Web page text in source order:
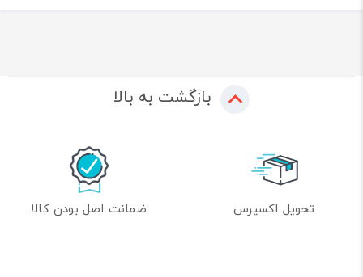
بازگشت به بالا
تحویل اکسپرس ضمانت اصل بودن کالا